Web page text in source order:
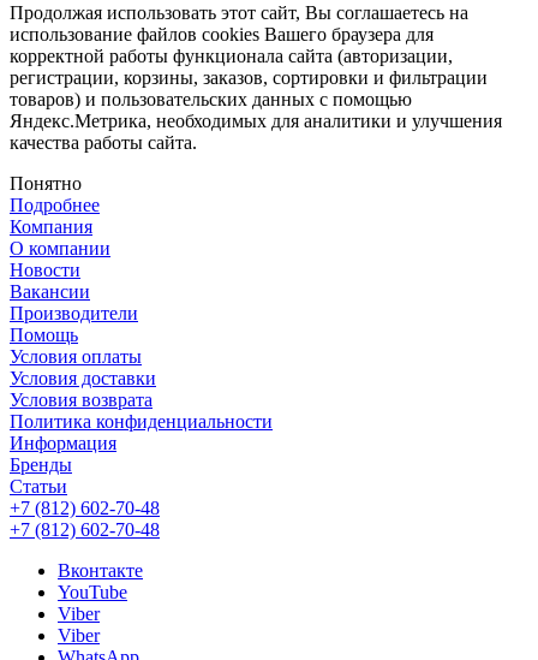
Продолжая использовать этот сайт, Вы соглашаетесь на
использование файлов cookies Вашего браузера для
корректной работы функционала сайта (авторизации,
регистрации, корзины, заказов, сортировки и фильтрации
товаров) и пользовательских данных с помощью
Яндекс.Метрика, необходимых для аналитики и улучшения
качества работы сайта.
Понятно
Подробнее
Компания
О компании
Новости
Вакансии
Производители
Помощь
Условия оплаты
Условия доставки
Условия возврата
Политика конфиденциальности
Информация
Бренды
Статьи
+7 (812) 602-70-48
+7 (812) 602-70-48
Вконтакте
YouTube
Viber
Viber